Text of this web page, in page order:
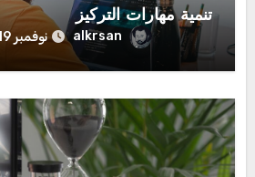
تنمية مهارات التركيز
alkrsan نوفمبر 19, 2025